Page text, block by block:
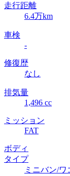
走行距離
6.4万km
車検
-
修復歴
なし
排気量
1,496 cc
ミッション
FAT
ボディ
タイプ
ミニバン/ワ